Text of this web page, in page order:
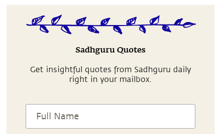
Sadhguru Quotes
Get insightful quotes from Sadhguru daily
right in your mailbox.